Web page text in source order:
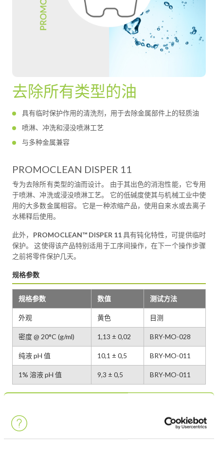
去除所有类型的油
具有临时保护作用的清洗剂，用于去除金属部件上的轻质油
喷淋、冲洗和浸没喷淋工艺
与多种金属兼容
PROMOCLEAN DISPER 11
专为去除所有类型的油而设计。 由于其出色的消泡性能，它专用
于喷淋、冲洗或浸没喷淋工艺。 它的低碱度使其与机械工业中使
用的大多数金属相容。 它是一种浓缩产品，使用自来水或去离子
水稀释后使用。
此外， PROMOCLEAN™ DISPER 11具有钝化特性，可提供临时
保护。 这使得该产品特别适用于工序间操作，在下一个操作步骤
之前将零件保护几天。
规格参数
规格参数 数值 测试方法
外观 黄色 目测
密度 @ 20°C (g/ml) 1,13 ± 0,02 BRY-MO-028
纯液 pH 值 10,1 ± 0,5 BRY-MO-011
1% 溶液 pH 值 9,3 ± 0,5 BRY-MO-011
性质